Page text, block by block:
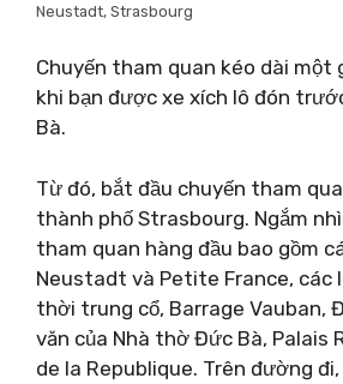
Neustadt, Strasbourg
Chuyến tham quan kéo dài một
khi bạn được xe xích lô đón
Bà.
Từ đó, bắt đầu chuyến tham
thành phố Strasbourg. Ngắm
tham quan hàng đầu bao gồm
Neustadt và Petite France, các
thời trung cổ, Barrage Vauban,
văn của Nhà thờ Đức Bà, Palais
de la Republique. Trên đường